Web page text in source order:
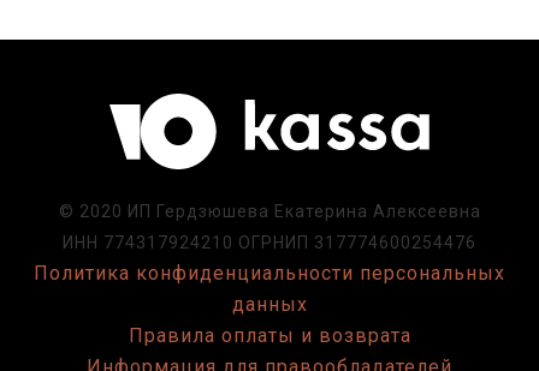
© 2020 ИП Гердзюшева Екатерина Алексеевна
ИНН 774317924210 ОГРНИП 317774600254476
Политика конфиденциальности персональных
данных
Правила оплаты и возврата